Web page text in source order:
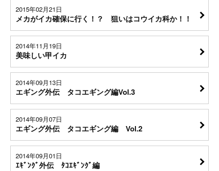
2015年02月21日
メカがイカ確保に行く！？ 狙いはコウイカ科か！！
2014年11月19日
美味しい甲イカ
2014年09月13日
エギング外伝 タコエギング編Vol.3
2014年09月07日
エギング外伝 タコエギング編 Vol.2
2014年09月01日
ｴｷﾞﾝｸﾞ外伝 ﾀｺｴｷﾞﾝｸﾞ編